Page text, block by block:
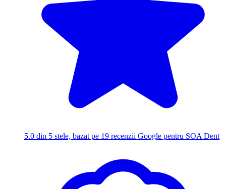
5.0 din 5 stele, bazat pe 19 recenzii Google pentru SOA Dent